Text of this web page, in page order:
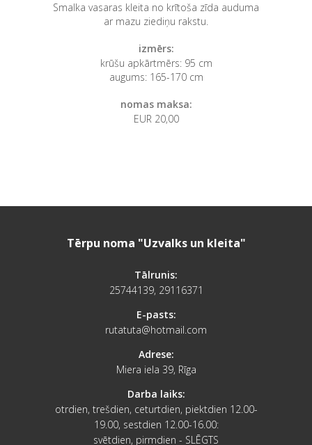
Smalka vasaras kleita no krītoša zīda auduma
ar mazu ziediņu rakstu.
izmērs:
krūšu apkārtmērs: 95 cm
augums: 165-170 cm
nomas maksa:
EUR 20,00
Tērpu noma "Uzvalks un kleita"
Tālrunis:
25744139, 29116371
E-pasts:
rutatuta@hotmail.com
Adrese:
Miera iela 39, Rīga
Darba laiks:
otrdien, trešdien, ceturtdien, piektdien 12.00-
19.00, sestdien 12.00-16.00:
svētdien, pirmdien - SLĒGTS